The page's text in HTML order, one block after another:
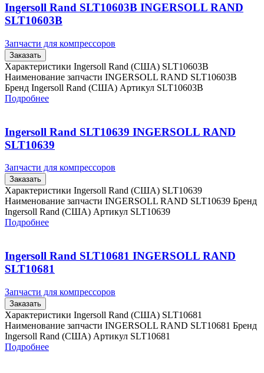
Ingersoll Rand SLT10603B INGERSOLL RAND
SLT10603B
Запчасти для компрессоров
Заказать
Характеристики Ingersoll Rand (США) SLT10603B
Наименование запчасти INGERSOLL RAND SLT10603B
Бренд Ingersoll Rand (США) Артикул SLT10603B
Подробнее
Ingersoll Rand SLT10639 INGERSOLL RAND
SLT10639
Запчасти для компрессоров
Заказать
Характеристики Ingersoll Rand (США) SLT10639
Наименование запчасти INGERSOLL RAND SLT10639 Бренд
Ingersoll Rand (США) Артикул SLT10639
Подробнее
Ingersoll Rand SLT10681 INGERSOLL RAND
SLT10681
Запчасти для компрессоров
Заказать
Характеристики Ingersoll Rand (США) SLT10681
Наименование запчасти INGERSOLL RAND SLT10681 Бренд
Ingersoll Rand (США) Артикул SLT10681
Подробнее